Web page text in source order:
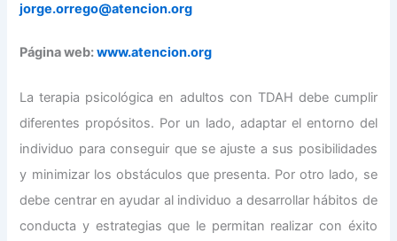
jorge.orrego@atencion.org
Página web:www.atencion.org
La terapia psicológica en adultos con TDAH debe cumplir
diferentes propósitos. Por un lado, adaptar el entorno del
individuo para conseguir que se ajuste a sus posibilidades
y minimizar los obstáculos que presenta. Por otro lado, se
debe centrar en ayudar al individuo a desarrollar hábitos de
conducta y estrategias que le permitan realizar con éxito